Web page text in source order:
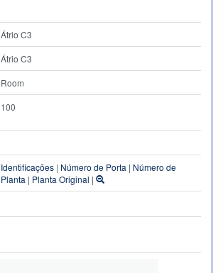
Átrio C3
Átrio C3
Room
100
Identificações | Número de Porta | Número de
Planta | Planta Original |